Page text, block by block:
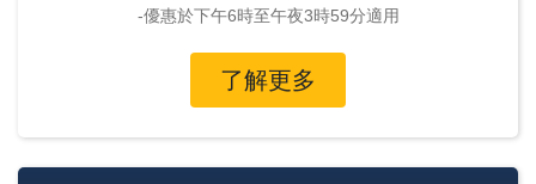
-優惠於下午6時至午夜3時59分適用
了解更多